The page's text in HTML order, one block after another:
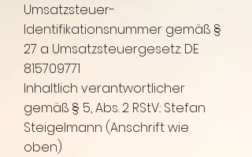
Umsatzsteuer-
Identifikationsnummer gemäß §
27 a Umsatzsteuergesetz: DE
815709771
Inhaltlich verantwortlicher
gemäß § 5, Abs. 2 RStV.: Stefan
Steigelmann (Anschrift wie
oben)